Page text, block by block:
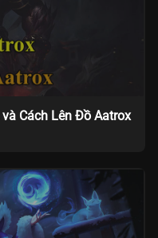
Cách Lên Đồ Aatrox